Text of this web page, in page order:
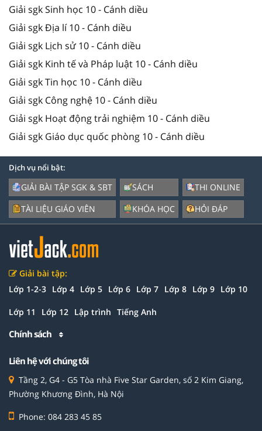
Giải sgk Sinh học 10 - Cánh diều
Giải sgk Địa lí 10 - Cánh diều
Giải sgk Lịch sử 10 - Cánh diều
Giải sgk Kinh tế và Pháp luật 10 - Cánh diều
Giải sgk Tin học 10 - Cánh diều
Giải sgk Công nghệ 10 - Cánh diều
Giải sgk Hoạt động trải nghiệm 10 - Cánh diều
Giải sgk Giáo dục quốc phòng 10 - Cánh diều
Dịch vụ nổi bật:
GIẢI BÀI TẬP SGK & SBT
TÀI LIỆU GIÁO VIÊN
SÁCH
KHÓA HỌC
THI ONLINE
HỎI ĐÁP
Giải bài tập:
Lớp 1-2-3 Lớp 4 Lớp 5 Lớp 6 Lớp 7 Lớp 8 Lớp 9 Lớp 10
Lớp 11 Lớp 12 Lập trình Tiếng Anh
Chính sách
Liên hệ với chúng tôi
Tầng 2, G4 - G5 Tòa nhà Five Star Garden, số 2 Kim Giang,
Phường Khương Đình, Hà Nội
Phone: 084 283 45 85